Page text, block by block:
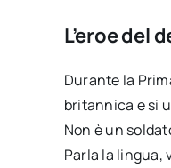
L’eroe del
Durante la
britannica e si
Non è un
Parla la lingua,